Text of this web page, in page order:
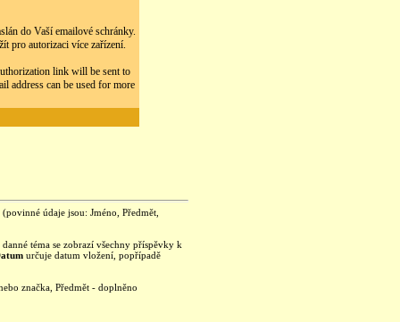
do Vaší emailové schránky.
pro autorizaci více zařízení.
link will be sent to
address can be used for more
údaje jsou: Jméno, Předmět,
téma se zobrazí všechny příspěvky k
určuje datum vložení, popřípadě
značka, Předmět - doplněno